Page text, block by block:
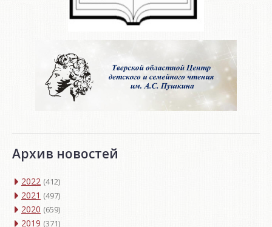
Архив новостей
2022 (412)
2021 (497)
2020 (659)
2019 (371)